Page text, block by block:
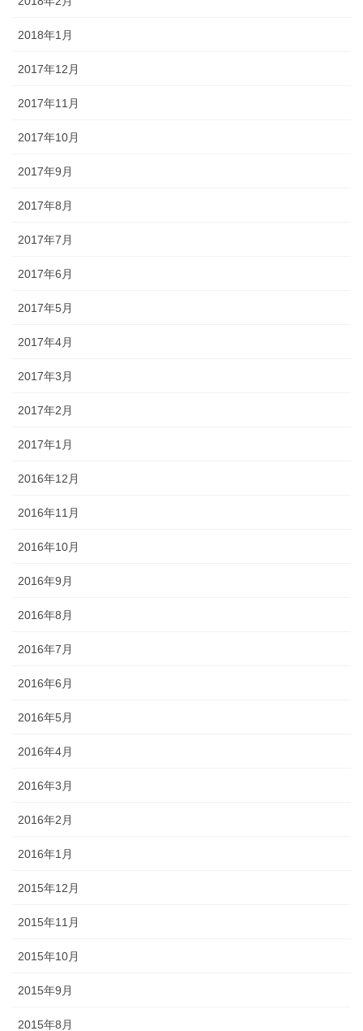
2018年1月
2017年12月
2017年11月
2017年10月
2017年9月
2017年8月
2017年7月
2017年6月
2017年5月
2017年4月
2017年3月
2017年2月
2017年1月
2016年12月
2016年11月
2016年10月
2016年9月
2016年8月
2016年7月
2016年6月
2016年5月
2016年4月
2016年3月
2016年2月
2016年1月
2015年12月
2015年11月
2015年10月
2015年9月
2015年8月